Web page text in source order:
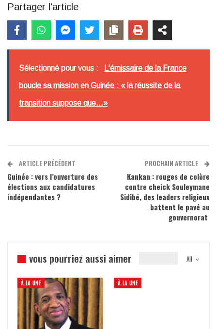
Partager l'article
Sélectionné pour vous : L'émissaire de la France
boucle sa mission en Guinée : « la réussite de la
transition suppose que...»
ARTICLE PRÉCÉDENT
Guinée : vers l’ouverture des
élections aux candidatures
indépendantes ?
PROCHAIN ARTICLE
Kankan : rouges de colère
contre cheick Souleymane
Sidibé, des leaders religieux
battent le pavé au
gouvernorat
All
vous pourriez aussi aimer
À LA UNE À LA UNE